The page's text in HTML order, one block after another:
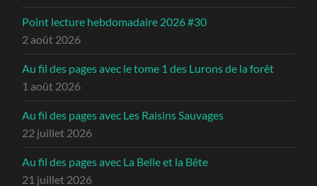
Point lecture hebdomadaire 2026 #30
2 août 2026
Au fil des pages avec le tome 1 des Lurons de la forêt
1 août 2026
Au fil des pages avec Les Raisins Sauvages
22 juillet 2026
Au fil des pages avec La Belle et la Bête
21 juillet 2026